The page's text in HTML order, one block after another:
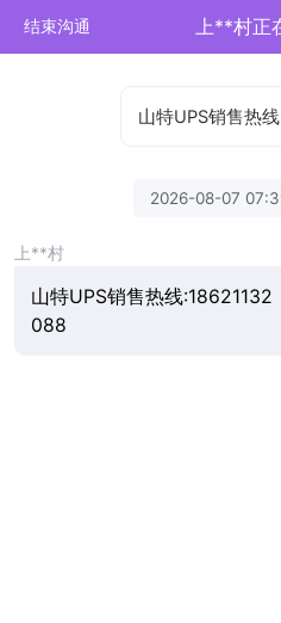
结束沟通 上**村正
山特UPS销售热
2026-08-07
上**村
山特UPS销售热线:18621132
088